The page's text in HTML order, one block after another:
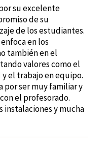
su excelente
de su
de los estudiantes.
en los
también en el
valores como el
el trabajo en equipo.
por ser muy familiar y
el profesorado.
instalaciones y mucha